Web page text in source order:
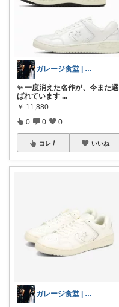
ガレージ食堂 | 開業準備中
✨ 一度消えた名作が、今また選
ばれています ...
￥ 11,880
0 0 0
コレ いいね
ガレージ食堂 | 開業準備中